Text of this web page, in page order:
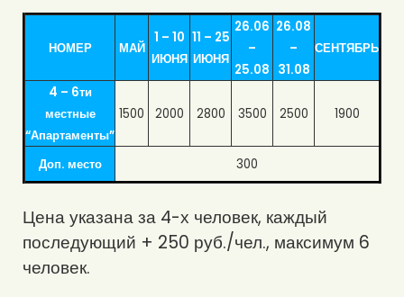
НОМЕР МАЙ
1 – 10
ИЮНЯ
11 – 25
ИЮНЯ
26.06
–
25.08
26.08
–
31.08
СЕНТЯБРЬ
4 – 6ти
местные
“Апартаменты”
1500 2000 2800 3500 2500 1900
Доп. место 300
Цена указана за 4-х человек, каждый
последующий + 250 руб./чел., максимум 6
человек.